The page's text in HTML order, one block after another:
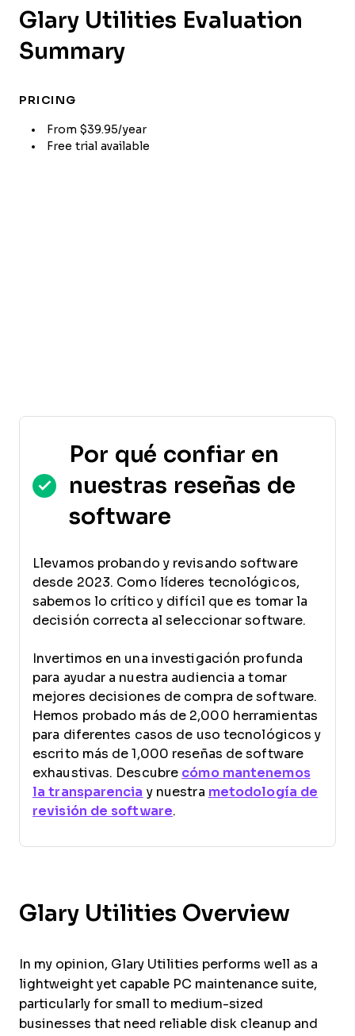
Glary Utilities Evaluation
Summary
PRICING
From $39.95/year
Free trial available
Por qué confiar en
nuestras reseñas de
software
Llevamos probando y revisando software
desde 2023. Como líderes tecnológicos,
sabemos lo crítico y difícil que es tomar la
decisión correcta al seleccionar software.
Invertimos en una investigación profunda
para ayudar a nuestra audiencia a tomar
mejores decisiones de compra de software.
Hemos probado más de 2,000 herramientas
para diferentes casos de uso tecnológicos y
escrito más de 1,000 reseñas de software
exhaustivas. Descubre cómo mantenemos
la transparencia y nuestra metodología de
revisión de software.
Glary Utilities Overview
In my opinion, Glary Utilities performs well as a
lightweight yet capable PC maintenance suite,
particularly for small to medium-sized
businesses that need reliable disk cleanup and